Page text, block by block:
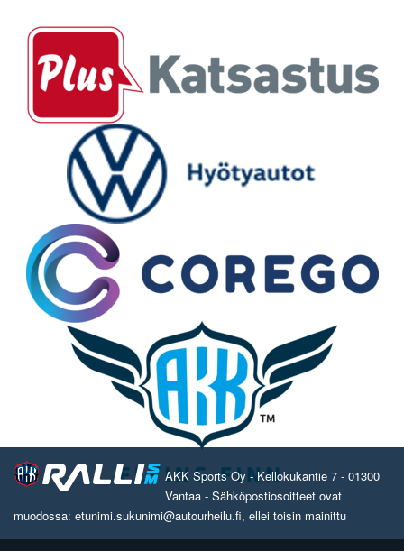
AKK Sports Oy - Kellokukantie 7 - 01300
Vantaa - Sähköpostiosoitteet ovat
muodossa: etunimi.sukunimi@autourheilu.fi, ellei toisin mainittu